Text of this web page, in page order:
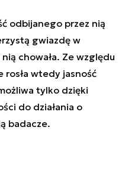
odbijanego przez nią
gwiazdę w
chowała. Ze względu
rosła wtedy jasność
tylko dzięki
do działania o
badacze.